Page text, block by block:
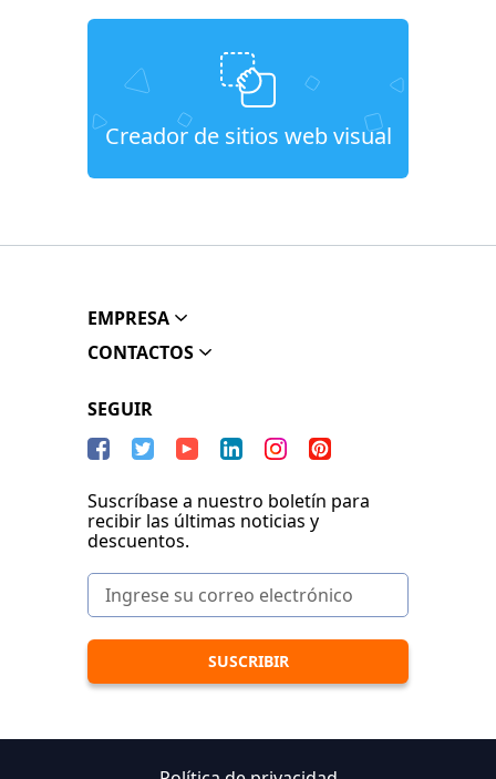
Creador de sitios web visual
EMPRESA
CONTACTOS
SEGUIR
Suscríbase a nuestro boletín para
recibir las últimas noticias y
descuentos.